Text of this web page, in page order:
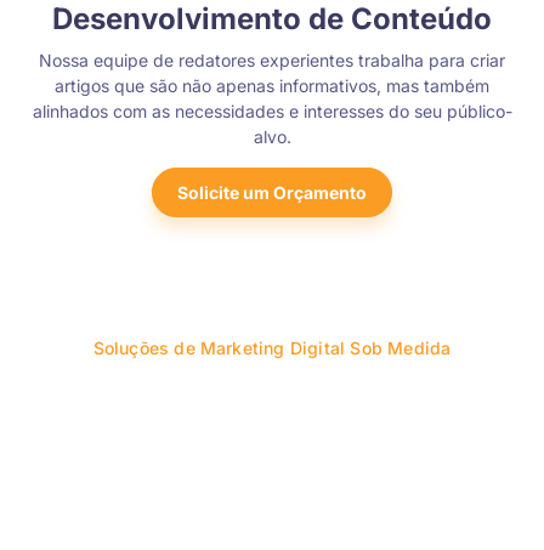
Desenvolvimento de Conteúdo
Nossa equipe de redatores experientes trabalha para criar
artigos que são não apenas informativos, mas também
alinhados com as necessidades e interesses do seu público-
alvo.
Solicite um Orçamento
Soluções de Marketing Digital Sob Medida